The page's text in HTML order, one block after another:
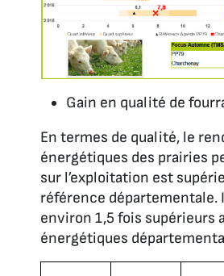
Gain en qualité de
En termes de qualité, le
énergétiques des prairies
sur l’exploitation est
référence départementale.
environ 1,5 fois supérieurs
énergétiques